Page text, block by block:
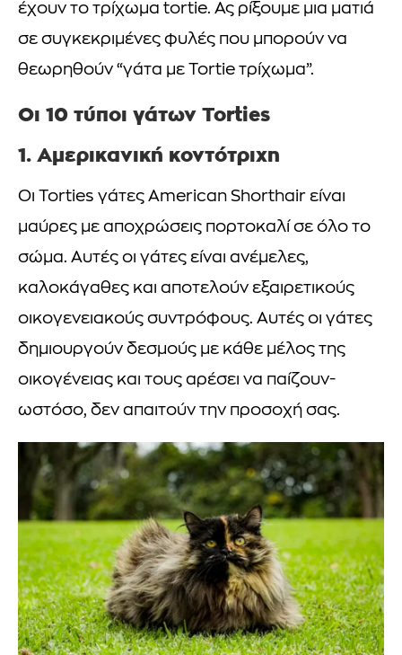
έχουν το τρίχωμα tortie. Ας ρίξουμε μια ματιά
σε συγκεκριμένες φυλές που μπορούν να
θεωρηθούν “γάτα με Tortie τρίχωμα”.
Οι 10 τύποι γάτων Torties
1. Αμερικανική κοντότριχη
Οι Torties γάτες American Shorthair είναι
μαύρες με αποχρώσεις πορτοκαλί σε όλο το
σώμα. Αυτές οι γάτες είναι ανέμελες,
καλοκάγαθες και αποτελούν εξαιρετικούς
οικογενειακούς συντρόφους. Αυτές οι γάτες
δημιουργούν δεσμούς με κάθε μέλος της
οικογένειας και τους αρέσει να παίζουν-
ωστόσο, δεν απαιτούν την προσοχή σας.